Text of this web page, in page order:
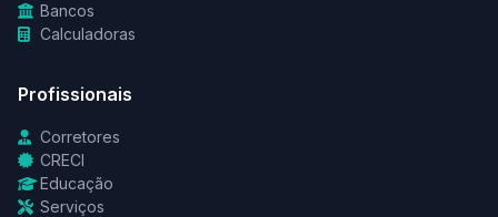
Bancos
Calculadoras
Profissionais
Corretores
CRECI
Educação
Serviços